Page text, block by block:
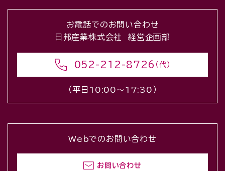
お電話でのお問い合わせ
日邦産業株式会社 経営企画部
052-212-8726 （代）
（平日10:00〜17:30）
Webでのお問い合わせ
お問い合わせ